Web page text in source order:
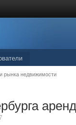
рынка недвижимости